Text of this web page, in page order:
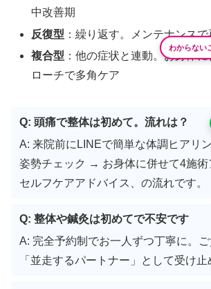
中改善期
反復型 ：繰り返す。メンテナンス
複合型 ：他の症状と連動。お身体
ローチで多角ケア
Q: 頭痛で整体は初めて。流れは？
A: 来院前にLINEで簡単な体調ヒアリ
姿勢チェック → お身体に併せて4施
セルフケアアドバイス、の流れです。
Q: 整体や鍼灸は初めてで不安です
A: 完全予約制でお一人ずつ丁寧に。
「並走するパートナー」として受け止
わからない